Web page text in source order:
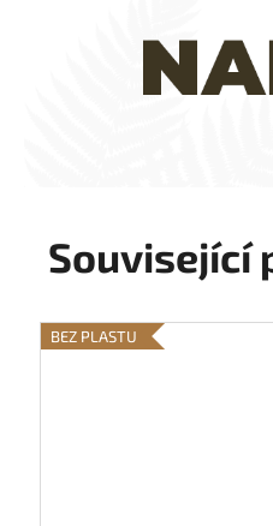
Související
BEZ PLASTU